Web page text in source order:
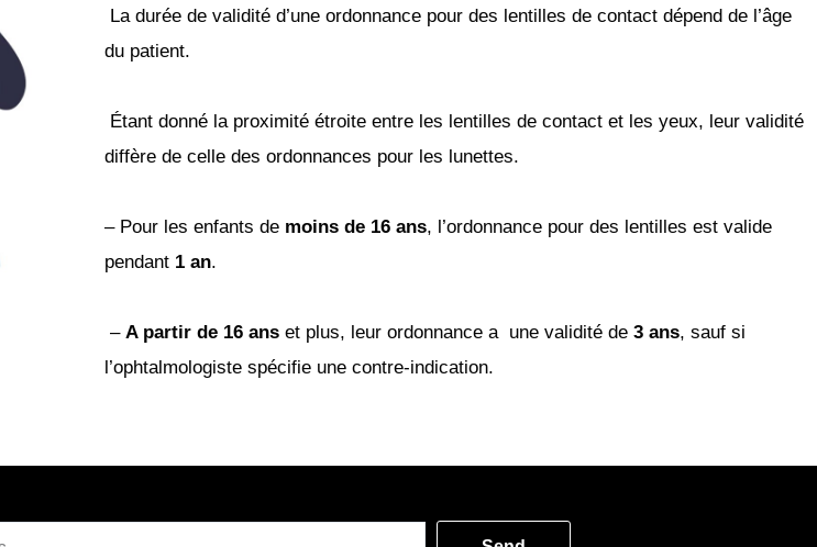
La durée de validité d’une ordonnance pour des lentilles de contact dépend de l’âge
du patient.
Étant donné la proximité étroite entre les lentilles de contact et les yeux, leur validité
diffère de celle des ordonnances pour les lunettes.
– Pour les enfants de moins de 16 ans, l’ordonnance pour des lentilles est valide
pendant 1 an.
– A partir de 16 anset plus, leur ordonnance a une validité de 3ans, sauf si
l’ophtalmologiste spécifie une contre-indication.